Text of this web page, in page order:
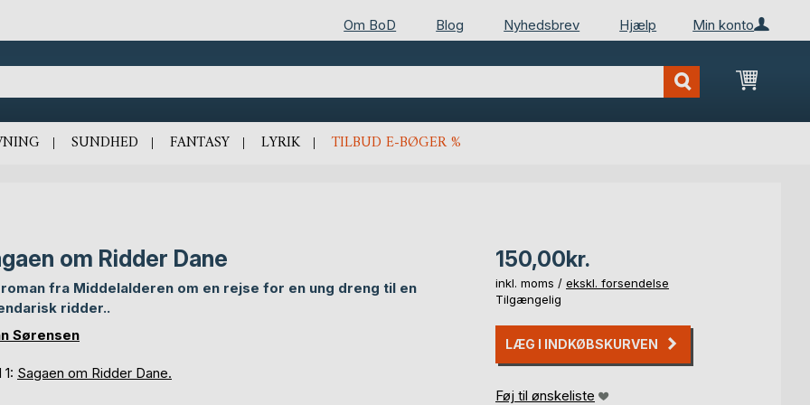
Min konto
Om BoD Blog Nyhedsbrev Hjælp
Min
SUNDHED FANTASY LYRIK TILBUD E-BØGER %
om Ridder Dane
roman fra Middelalderen om en rejse for en ung dreng til en
ridder..
Sørensen
Sagaen om Ridder Dane.
150,00kr.
inkl. moms / ekskl. forsendelse
Tilgængelig
LÆG I INDKØBSKURVEN
Føj til ønskeliste